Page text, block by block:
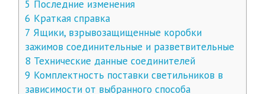
5 Последние изменения
6 Краткая справка
7 Ящики, взрывозащищенные коробки
зажимов соединительные и разветвительные
8 Технические данные соединителей
9 Комплектность поставки светильников в
зависимости от выбранного способа